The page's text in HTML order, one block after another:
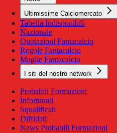
Ultimissime Calciomercato
Tabella Indisponibili
Nazionale
Quotazioni Fantacalcio
Regole Fantacalcio
Maglie Fantacalcio
I siti del nostro network
Probabili Formazioni
Infortunati
Squalificati
Diffidati
News Probabili Formazioni